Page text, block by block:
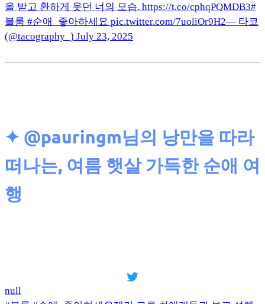
을 받고 환하게 웃던 너의 모습. https://t.co/cphqPQMDB3#
블룸 #순애_좋아하세요 pic.twitter.com/7uoliOr9H2— 타코
(@tacography_) July 23, 2025
✦ @pauringm님의 낭만을 따라
떠나는, 여름 햇살 가득한 순애 여
행
null